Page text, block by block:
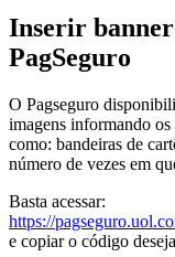
Inserir
PagSeguro
O Pagseguro
imagens informando
como: bandeiras de
número de vezes em
Basta acessar:
https://
e copiar o código